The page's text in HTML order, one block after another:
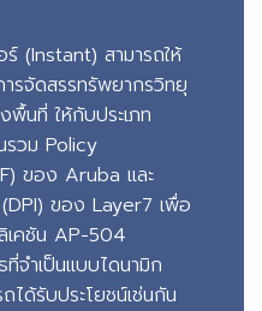
ร์ (Instant) สามารถให้
รจัดสรรทรัพยากรวิทยุ
พื้นที่ ให้กับประเภท
รวม Policy
ของ Aruba และ
ของ Layer7 เพื่อ
เคชัน AP-504
จำเป็นแบบไดนามิก
ได้รับประโยชน์เช่นกัน